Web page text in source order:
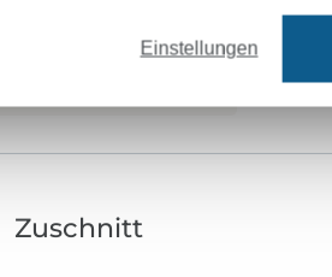
Zuschnitt
Einstellungen